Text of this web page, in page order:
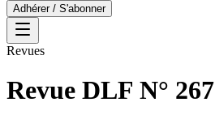
Adhérer / S'abonner
Revues
Revue DLF N° 267